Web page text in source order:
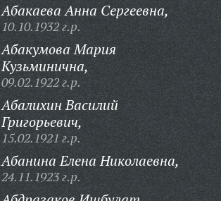
Абакаева Анна Сергеевна,
10.10.1932 г.р.
Абакумова Мария
Кузьминична,
09.02.1922 г.р.
Абалихин Василий
Григорьевич,
15.02.1921 г.р.
Абанина Елена Николаевна,
24.11.1923 г.р.